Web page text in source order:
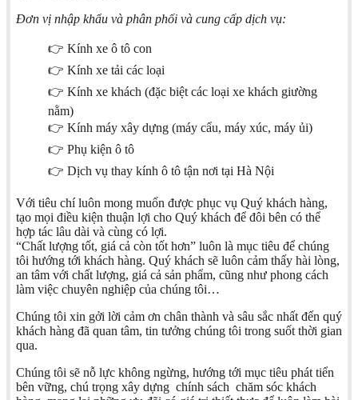
Đơn vị nhập khẩu và phân phối và cung cấp dịch vụ:
👉 Kính xe ô tô con
👉 Kính xe tải các loại
👉 Kính xe khách (đặc biệt các loại xe khách giường
nằm)
👉 Kính máy xây dựng (máy cẩu, máy xúc, máy ủi)
👉 Phụ kiện ô tô
👉 Dịch vụ thay kính ô tô tận nơi tại Hà Nội
Với tiêu chí luôn mong muốn được phục vụ Quý khách hàng,
tạo mọi điều kiện thuận lợi cho Quý khách để đôi bên có thể
hợp tác lâu dài và cùng có lợi.
“Chất lượng tốt, giá cả còn tốt hơn” luôn là mục tiêu để chúng
tôi hướng tới khách hàng. Quý khách sẽ luôn cảm thấy hài lòng,
an tâm với chất lượng, giá cả sản phẩm, cũng như phong cách
làm việc chuyên nghiệp của chúng tôi…
Chúng tôi xin gởi lời cảm ơn chân thành và sâu sắc nhất đến quý
khách hàng đã quan tâm, tin tưởng chúng tôi trong suốt thời gian
qua.
Chúng tôi sẽ nỗ lực không ngừng, hướng tới mục tiêu phát tiển
bên vững, chú trọng xây dựng chính sách chăm sóc khách